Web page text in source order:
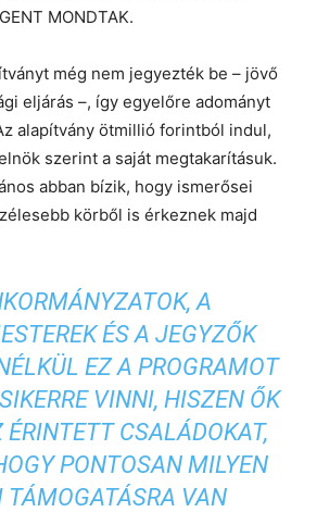
MONDTAK.
még nem jegyezték be – jövő
eljárás –, így egyelőre adományt
alapítvány ötmillió forintból indul,
szerint a saját megtakarításuk.
abban bízik, hogy ismerősei
körből is érkeznek majd
A
ÉS A JEGYZŐK
EZ A PROGRAMOT
VINNI, HISZEN ŐK
CSALÁDOKAT,
PONTOSAN MILYEN
TÁMOGATÁSRA VAN